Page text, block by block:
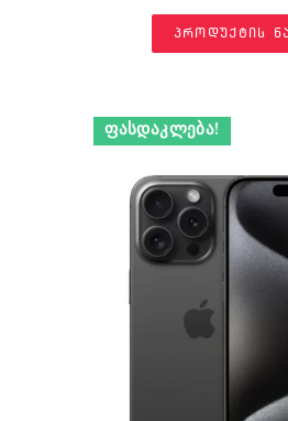
პროდუქტის
ᲤᲐᲡᲓᲐᲙᲚᲔᲑᲐ!